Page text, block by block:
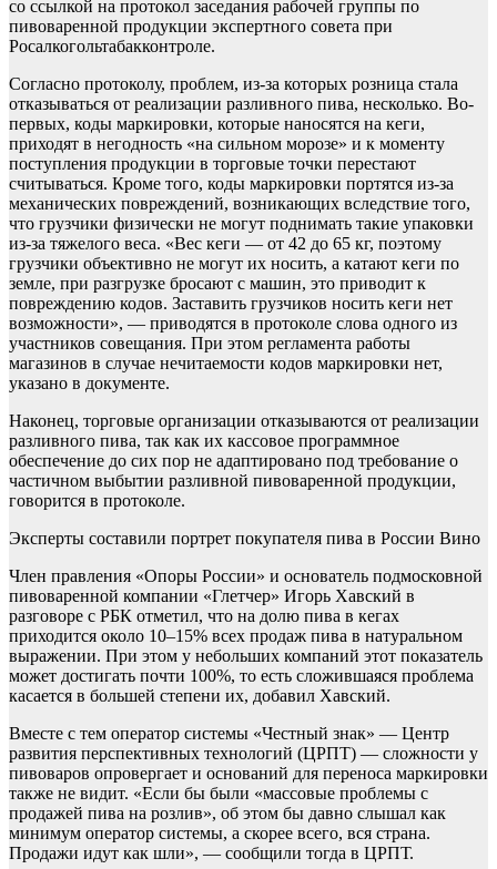
со ссылкой на протокол заседания рабочей группы по
пивоваренной продукции экспертного совета при
Росалкогольтабакконтроле.
Согласно протоколу, проблем, из-за которых розница стала
отказываться от реализации разливного пива, несколько. Во-
первых, коды маркировки, которые наносятся на кеги,
приходят в негодность «на сильном морозе» и к моменту
поступления продукции в торговые точки перестают
считываться. Кроме того, коды маркировки портятся из-за
механических повреждений, возникающих вследствие того,
что грузчики физически не могут поднимать такие упаковки
из-за тяжелого веса. «Вес кеги — от 42 до 65 кг, поэтому
грузчики объективно не могут их носить, а катают кеги по
земле, при разгрузке бросают с машин, это приводит к
повреждению кодов. Заставить грузчиков носить кеги нет
возможности», — приводятся в протоколе слова одного из
участников совещания. При этом регламента работы
магазинов в случае нечитаемости кодов маркировки нет,
указано в документе.
Наконец, торговые организации отказываются от реализации
разливного пива, так как их кассовое программное
обеспечение до сих пор не адаптировано под требование о
частичном выбытии разливной пивоваренной продукции,
говорится в протоколе.
Эксперты составили портрет покупателя пива в России Вино
Член правления «Опоры России» и основатель подмосковной
пивоваренной компании «Глетчер» Игорь Хавский в
разговоре с РБК отметил, что на долю пива в кегах
приходится около 10–15% всех продаж пива в натуральном
выражении. При этом у небольших компаний этот показатель
может достигать почти 100%, то есть сложившаяся проблема
касается в большей степени их, добавил Хавский.
Вместе с тем оператор системы «Честный знак» — Центр
развития перспективных технологий (ЦРПТ) — сложности у
пивоваров опровергает и оснований для переноса маркировки
также не видит. «Если бы были «массовые проблемы с
продажей пива на розлив», об этом бы давно слышал как
минимум оператор системы, а скорее всего, вся страна.
Продажи идут как шли», — сообщили тогда в ЦРПТ.